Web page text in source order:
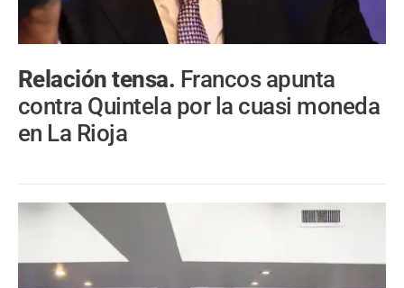
Relación tensa. Francos apunta
contra Quintela por la cuasi moneda
en La Rioja